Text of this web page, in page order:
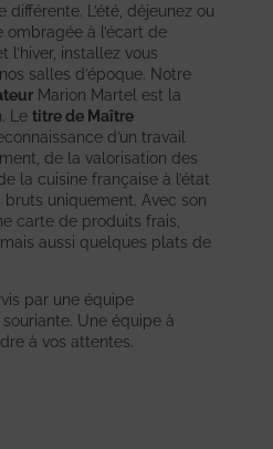
différente. L’été, déjeunez ou
ombragée à l’écart de
l’hiver, installez vous
salles d’époque. Notre
Marion Martel est la
Le titre de Maître
d’un travail
de la valorisation des
la cuisine française à l’état
uniquement. Avec son
carte de produits frais,
aussi quelques plats de
par une équipe
Une équipe à
à vos attentes.